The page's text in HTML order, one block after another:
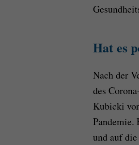
Hat es
Nach der
des
Kubicki
Pandemie.
und auf